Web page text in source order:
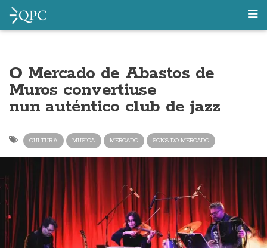
O Mercado de Abastos de
Muros convertiuse
nun auténtico club de jazz
CULTURA MUSICA MERCADO SONS DO MERCADO